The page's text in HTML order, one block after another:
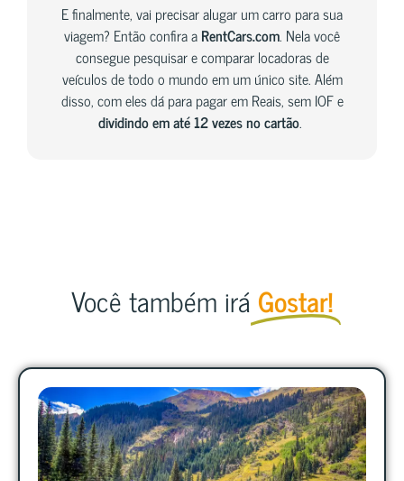
E finalmente, vai precisar alugar um carro para sua
viagem? Então confira aRentCars.com. Nela você
consegue pesquisar e comparar locadoras de
veículos de todo o mundo em um único site. Além
disso, com eles dá para pagar em Reais, sem IOF e
dividindo em até 12 vezes no cartão.
Você também irá Gostar!